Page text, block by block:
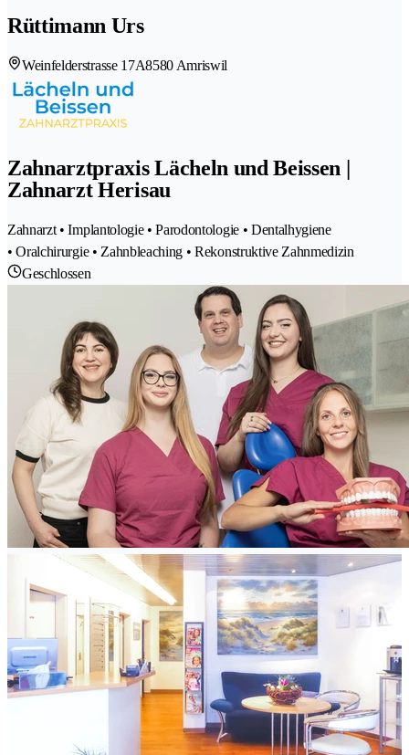
Rüttimann Urs
Weinfelderstrasse 17A8580 Amriswil
Zahnarztpraxis Lächeln und Beissen |
Zahnarzt Herisau
Zahnarzt • Implantologie • Parodontologie • Dentalhygiene
• Oralchirurgie • Zahnbleaching • Rekonstruktive Zahnmedizin
Geschlossen